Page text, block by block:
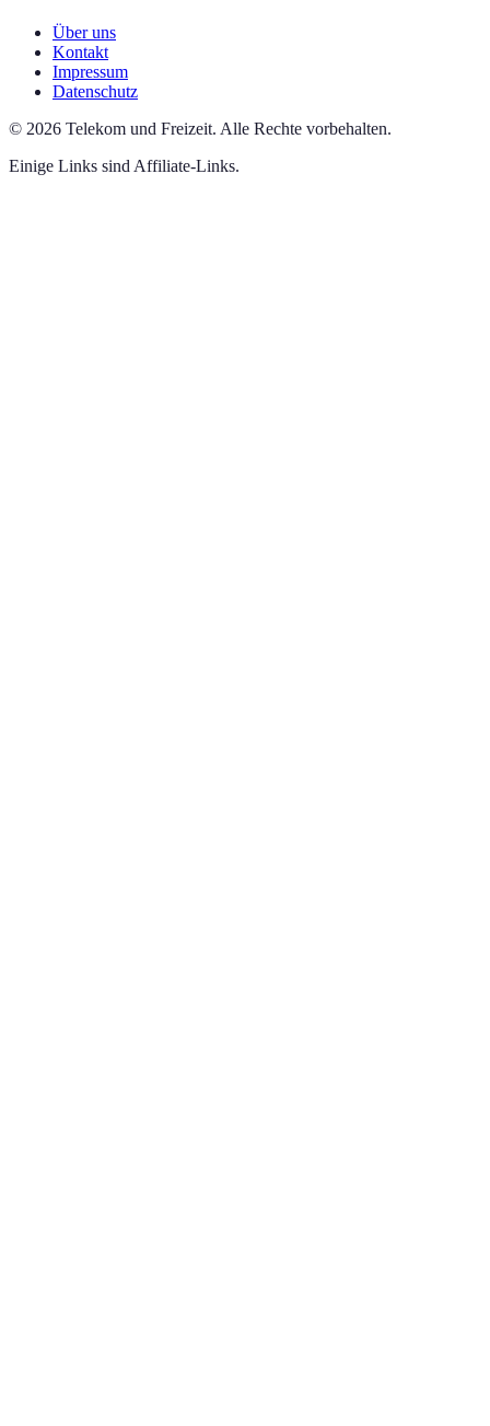
Über uns
Kontakt
Impressum
Datenschutz
© 2026 Telekom und Freizeit. Alle Rechte vorbehalten.
Einige Links sind Affiliate-Links.